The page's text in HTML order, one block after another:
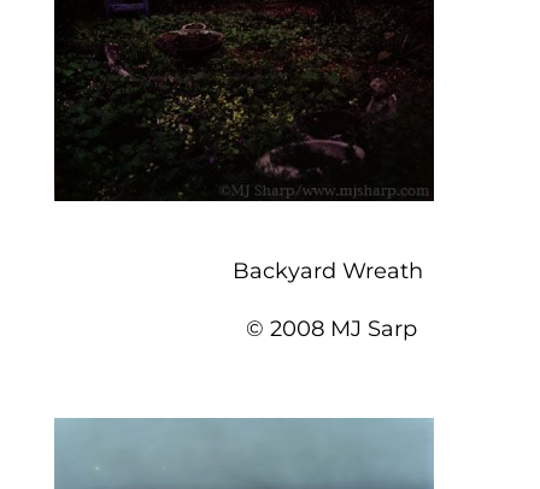
Backyard Wreath
© 2008 MJ Sarp